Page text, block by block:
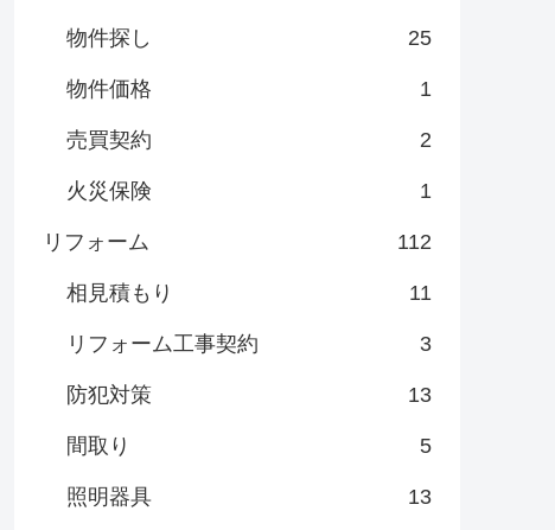
物件探し 25
物件価格 1
売買契約 2
火災保険 1
リフォーム 112
相見積もり 11
リフォーム工事契約 3
防犯対策 13
間取り 5
照明器具 13